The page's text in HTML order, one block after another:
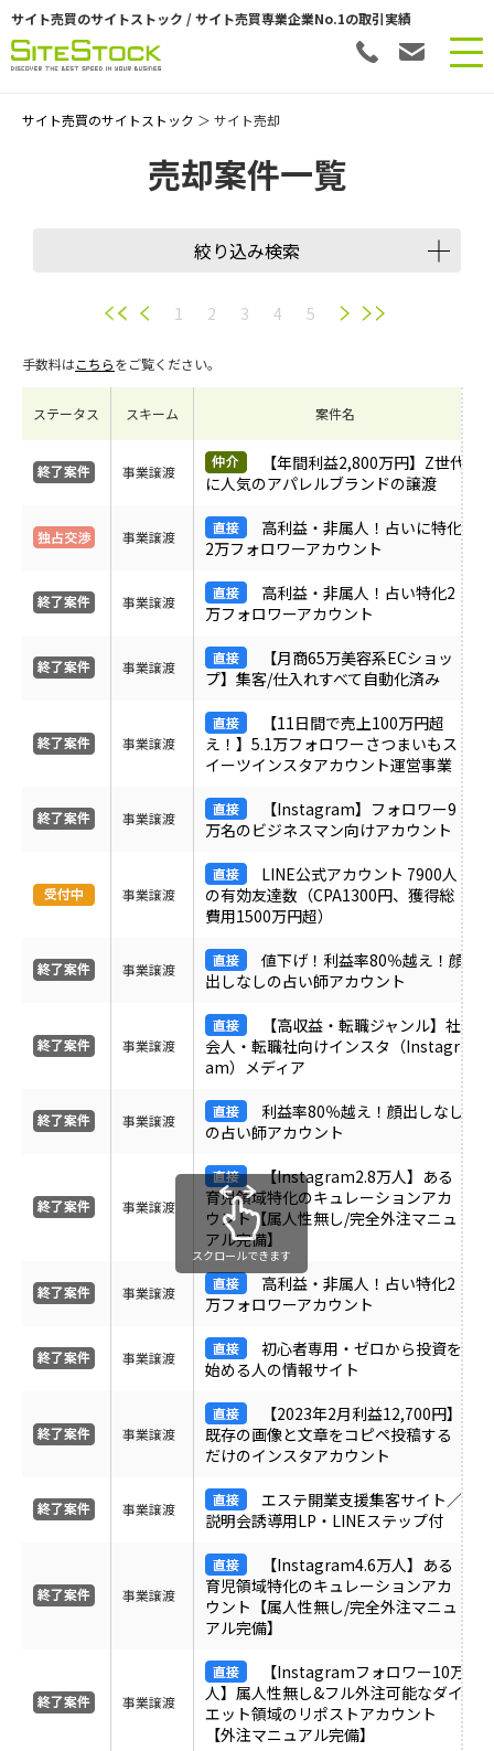
サイト売買のサイトストック / サイト売買専業企業No.1の取引実績
サイト売買のサイトストック ＞ サイト売却
売却案件一覧
絞り込み検索
譲渡スキーム
会員数
希望価格
地域
1 2 3 4 5
手数料はこちらをご覧ください。
ステータス スキーム 案件名
事業譲渡
【年間利益2,800万円】Z世代
に人気のアパレルブランドの譲渡
事業譲渡
高利益・非属人！占いに特化
2万フォロワーアカウント
事業譲渡
高利益・非属人！占い特化2
万フォロワーアカウント
事業譲渡
【月商65万美容系ECショッ
プ】集客/仕入れすべて自動化済み
事業譲渡
【11日間で売上100万円超
え！】5.1万フォロワーさつまいもス
イーツインスタアカウント運営事業
事業譲渡
【Instagram】フォロワー9
万名のビジネスマン向けアカウント
事業譲渡
LINE公式アカウント 7900人
の有効友達数（CPA1300円、獲得総
費用1500万円超）
事業譲渡
値下げ！利益率80％越え！顔
出しなしの占い師アカウント
事業譲渡
【高収益・転職ジャンル】社
会人・転職社向けインスタ（Instagr
am）メディア
事業譲渡
利益率80％越え！顔出しなし
の占い師アカウント
事業譲渡
【Instagram2.8万人】ある
育児領域特化のキュレーションアカ
ウント【属人性無し/完全外注マニュ
アル完備】
事業譲渡
高利益・非属人！占い特化2
万フォロワーアカウント
事業譲渡
初心者専用・ゼロから投資を
始める人の情報サイト
事業譲渡
【2023年2月利益12,700円】
既存の画像と文章をコピペ投稿する
だけのインスタアカウント
事業譲渡
エステ開業支援集客サイト／
説明会誘導用LP・LINEステップ付
事業譲渡
【Instagram4.6万人】ある
育児領域特化のキュレーションアカ
ウント【属人性無し/完全外注マニュ
アル完備】
事業譲渡
【Instagramフォロワー10万
人】属人性無し&フル外注可能なダイ
エット領域のリポストアカウント
【外注マニュアル完備】
スクロールできます